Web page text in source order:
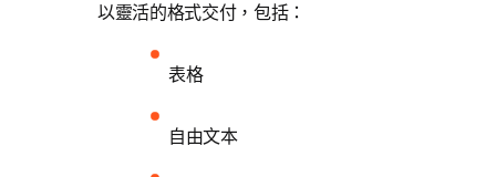
以靈活的格式交付，包括：
表格
自由文本